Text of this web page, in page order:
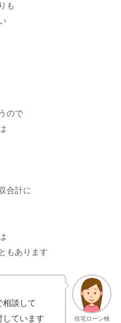
も
ので
合計に
もあります
住宅ローン検
相談して
しています